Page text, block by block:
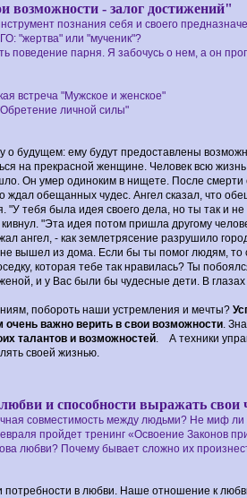
- залог достижений"
познания себя и своего
"жертва" или "мученик"?
поведение парня. Я забочусь о нем, а он
встреча "Мужское и женское"
личной силы"
о будущем: ему будут предоставлены
на прекрасной женщине. Человек всю
Он умер одиноким в нищете. После смерти
ждал обещанных чудес. Ангел сказал, что
"У тебя была идея своего дела, но ты так и не
"Эта идея потом пришла другому
ангел, - как землетрясение разрушило
вышел из дома. Если бы ты помог людям,
которая тебе так нравилась? Ты
и у Вас были бы чудесные дети. В глазах
побороть наши устремления и мечты?
важно верить в свои возможности.
талантов и возможностей. А техники
своей жизнью.
и способности выражать свои
совместимость между людьми? Не миф ли
пройдет тренинг «Освоение Законов
любви? Почему бывает сложно их
потребности в любви. Наше отношение к